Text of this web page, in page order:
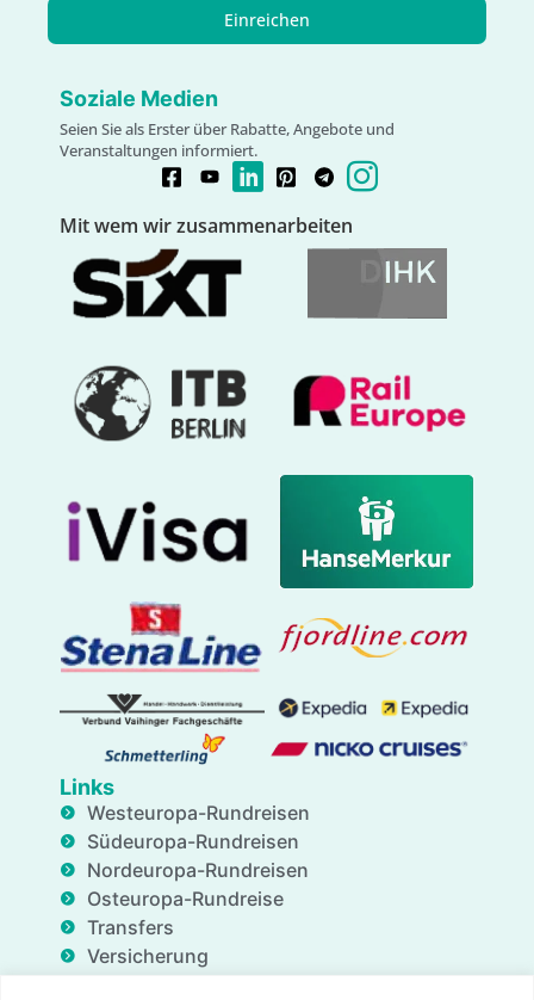
Einreichen
Soziale Medien
Seien Sie als Erster über Rabatte, Angebote und
Veranstaltungen informiert.
Mit wem wir zusammenarbeiten
Links
Westeuropa-Rundreisen
Südeuropa-Rundreisen
Nordeuropa-Rundreisen
Osteuropa-Rundreise
Transfers
Versicherung